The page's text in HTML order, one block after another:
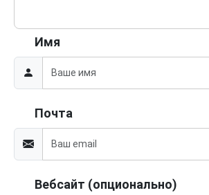
Имя
Почта
Вебсайт (опционально)